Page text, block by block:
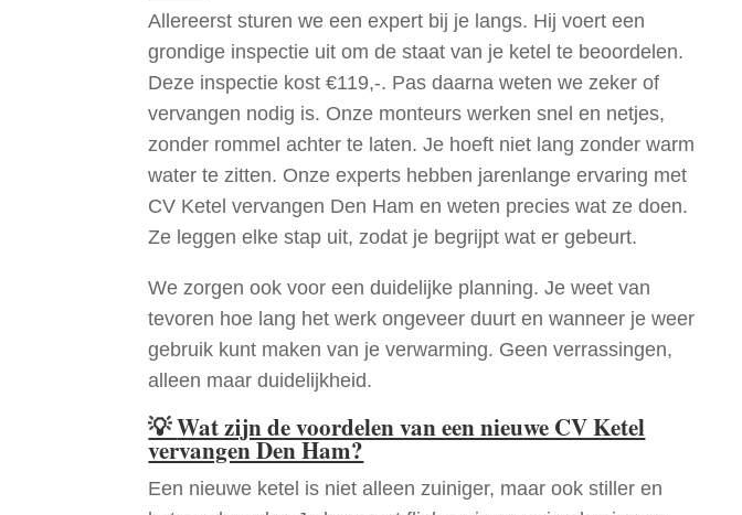
Allereerst sturen we een expert bij je langs. Hij voert een
grondige inspectie uit om de staat van je ketel te beoordelen.
Deze inspectie kost €119,-. Pas daarna weten we zeker of
vervangen nodig is. Onze monteurs werken snel en netjes,
zonder rommel achter te laten. Je hoeft niet lang zonder warm
water te zitten. Onze experts hebben jarenlange ervaring met
CV Ketel vervangen Den Ham en weten precies wat ze doen.
Ze leggen elke stap uit, zodat je begrijpt wat er gebeurt.
We zorgen ook voor een duidelijke planning. Je weet van
tevoren hoe lang het werk ongeveer duurt en wanneer je weer
gebruik kunt maken van je verwarming. Geen verrassingen,
alleen maar duidelijkheid.
💡Wat zijn de voordelen van een nieuwe CV Ketel
vervangen Den Ham?
Een nieuwe ketel is niet alleen zuiniger, maar ook stiller en